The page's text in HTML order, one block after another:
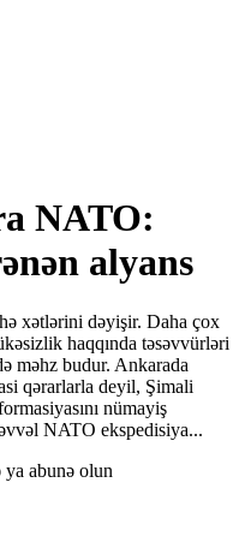
NATO:
alyans
xətlərini dəyişir. Daha çox
haqqında təsəvvürləri
məhz budur. Ankarada
qərarlarla deyil, Şimali
nümayiş
NATO ekspedisiya...
abunə olun